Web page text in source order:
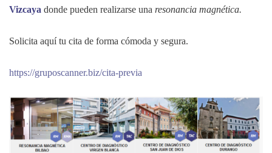
Vizcaya donde pueden realizarse una resonancia magnética.
Solicita aquí tu cita de forma cómoda y segura.
https://gruposcanner.biz/cita-previa